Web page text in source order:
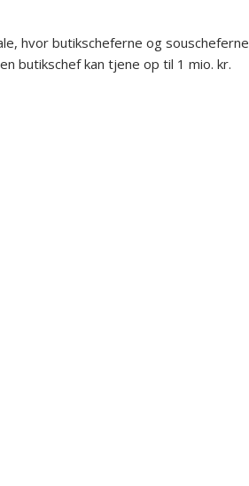
hvor butikscheferne og souscheferne
butikschef kan tjene op til 1 mio. kr.